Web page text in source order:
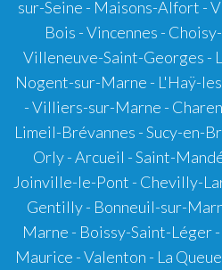
sur-Seine - Maisons-Alfort -
Bois - Vincennes -
Villeneuve-Saint-Georges -
Nogent-sur-Marne - L'Haÿ-
- Villiers-sur-Marne -
Limeil-Brévannes - Sucy-en-
Orly - Arcueil - Saint-
Joinville-le-Pont - Chevilly-
Gentilly - Bonneuil-sur-
Marne - Boissy-Saint-Léger
Maurice - Valenton - La